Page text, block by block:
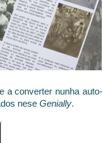
a converter nunha auto-
nese Genially.